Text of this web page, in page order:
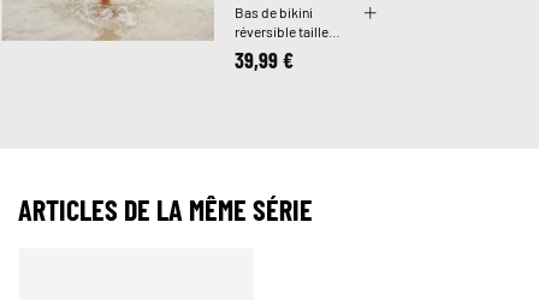
Bas de bikini
réversible taille
standard
39,99 €
ARTICLES DE LA MÊME SÉRIE